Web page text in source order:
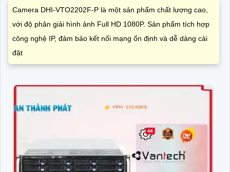
Camera DHI-VTO2202F-P là một sản phẩm chất lượng cao,
với độ phân giải hình ảnh Full HD 1080P. Sản phẩm tích hợp
công nghệ IP, đảm bảo kết nối mạng ổn định và dễ dàng cài
đặt